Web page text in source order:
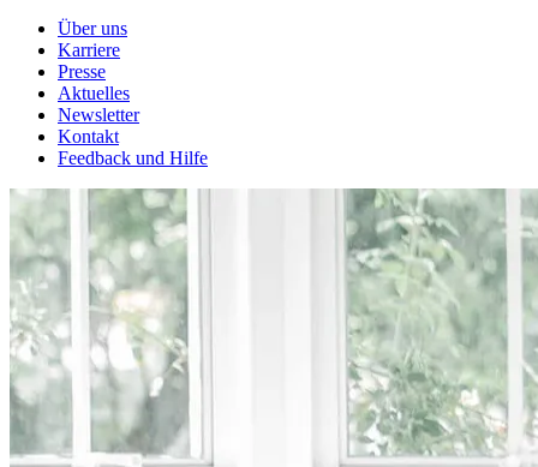
Über uns
Karriere
Presse
Aktuelles
Newsletter
Kontakt
Feedback und Hilfe